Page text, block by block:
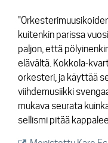
kuitenkin parissa
paljon, että
elävältä. Kokkola-
orkesteri, ja käyttää
viihdemusiikki
mukava seurata
sellismi pitää